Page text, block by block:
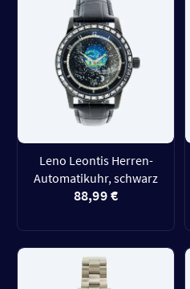
Leno Leontis Herren-
Automatikuhr, schwarz
88,99 €